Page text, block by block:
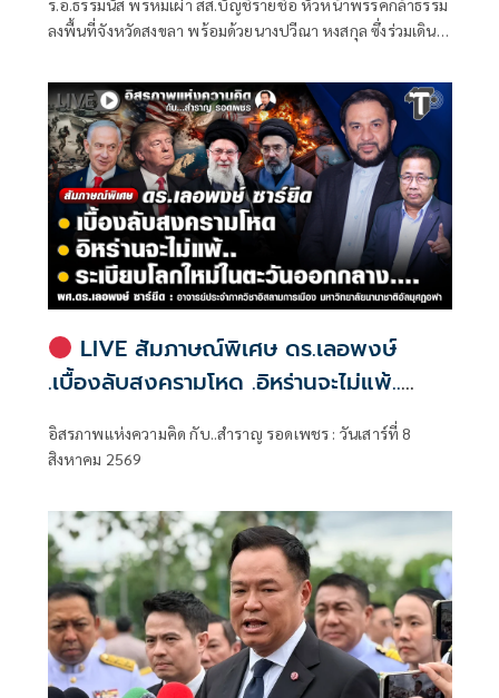
ร.อ.ธรรมนัส พรหมเผ่า สส.บัญชีรายชื่อ หัวหน้าพรรคกล้าธรรม
ลงพื้นที่จังหวัดสงขลา พร้อมด้วยนางปวีณา หงสกุล ซึ่งร่วมเดิน
ณ ที่ทำการนายเดชอิศม์ โดยมีการประชุมหารือแนวทางการ
ทำงานและขับเคลื่อนนโยบายในพื้นที่ ก่อนเดินทางต่อไปยัง
จังหวัดพัทลุง
LIVE สัมภาษณ์พิเศษ ดร.เลอพงษ์
.เบื้องลับสงครามโหด .อิหร่านจะไม่แพ้..
อิสรภาพแห่งความคิด กับ..สำราญ รอด
อิสรภาพแห่งความคิด กับ..สำราญ รอดเพชร : วันเสาร์ที่ 8
สิงหาคม 2569